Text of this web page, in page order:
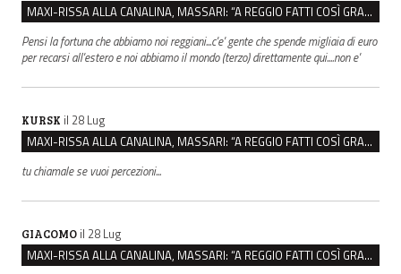
MAXI-RISSA ALLA CANALINA, MASSARI: “A REGGIO FATTI COSÌ GRAVI NON DEVONO TROVARE SPAZIO”
Pensi la fortuna che abbiamo noi reggiani...c'e' gente che spende migliaia di euro
per recarsi all'estero e noi abbiamo il mondo (terzo) direttamente qui....non e'
KURSK il 28 Lug
MAXI-RISSA ALLA CANALINA, MASSARI: “A REGGIO FATTI COSÌ GRAVI NON DEVONO TROVARE SPAZIO”
tu chiamale se vuoi percezioni...
GIACOMO il 28 Lug
MAXI-RISSA ALLA CANALINA, MASSARI: “A REGGIO FATTI COSÌ GRAVI NON DEVONO TROVARE SPAZIO”